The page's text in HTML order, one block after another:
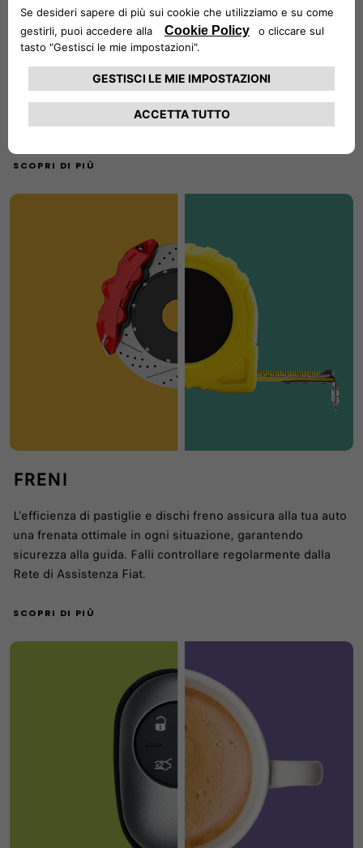
CAMBIO OLIO
Per garantire lunga durata al motore della tua auto e
mantenerne alte le prestazioni è necessario cambiare
regolarmente olio e filtro olio.
SCOPRI DI PIÙ
FRENI
L'efficienza di pastiglie e dischi freno assicura alla tua auto
una frenata ottimale in ogni situazione, garantendo
sicurezza alla guida. Falli controllare regolarmente dalla
Rete di Assistenza Fiat.
SCOPRI DI PIÙ